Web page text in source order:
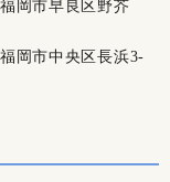
福岡市早良区野芥
福岡市中央区長浜3-